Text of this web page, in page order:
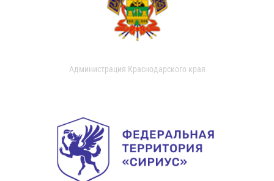
Администрация Краснодарского края